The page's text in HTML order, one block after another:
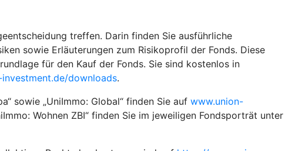
treffen. Darin finden Sie ausführliche
sowie Erläuterungen zum Risikoprofil der Fonds. Diese
für den Kauf der Fonds. Sie sind kostenlos in
downloads.
sowie „UniImmo: Global“ finden Sie auf www.union-
Wohnen ZBI“ finden Sie im jeweiligen Fondsporträt unter